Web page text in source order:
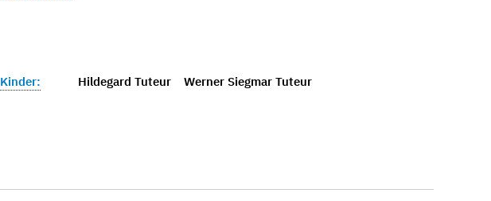
Kinder: Hildegard Tuteur Werner Siegmar Tuteur